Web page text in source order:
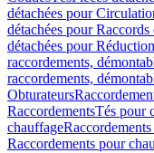
détachées pour
détachées pour
détachées pour
raccordements,
raccordements,
Obturateurs
RaccordementsTés pour
chauffage
Raccordements pour